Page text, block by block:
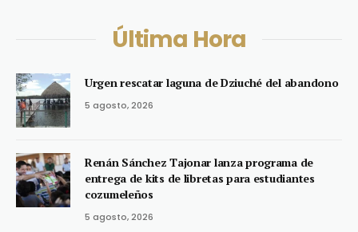
Última Hora
Urgen rescatar laguna de Dziuché del abandono
5 agosto, 2026
Renán Sánchez Tajonar lanza programa de
entrega de kits de libretas para estudiantes
cozumeleños
5 agosto, 2026